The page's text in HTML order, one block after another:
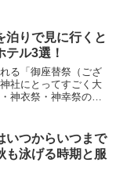
泊りで見に行くと
テル3選！
る「御座替祭（ござ
社にとってすごく大
神衣祭・神幸祭の三
う物語が込められて
いつからいつまで
も泳げる時期と服